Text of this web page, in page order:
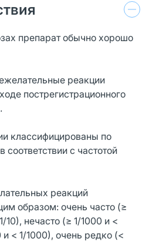
препарат обычно хорошо
реакции
пострегистрационного
классифицированы по
с частотой
реакций
образом: очень часто (≥
10), нечасто (≥ 1/1000 и <
< 1/1000), очень редко (<